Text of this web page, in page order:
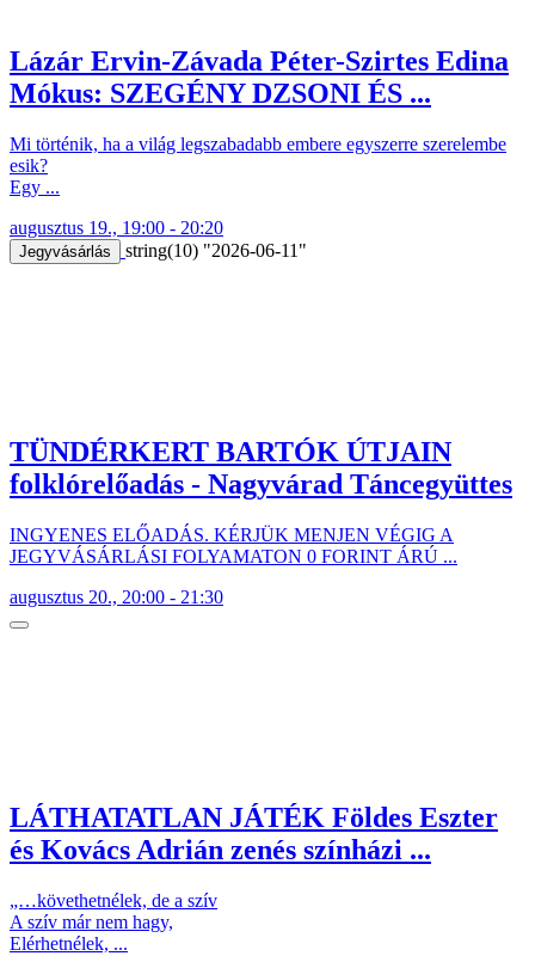
Lázár Ervin-Závada Péter-Szirtes Edina
Mókus: SZEGÉNY DZSONI ÉS ...
Mi történik, ha a világ legszabadabb embere egyszerre szerelembe
esik?
Egy ...
augusztus 19., 19:00 - 20:20
Jegyvásárlás string(10) "2026-06-11"
TÜNDÉRKERT BARTÓK ÚTJAIN
folklórelőadás - Nagyvárad Táncegyüttes
INGYENES ELŐADÁS. KÉRJÜK MENJEN VÉGIG A
JEGYVÁSÁRLÁSI FOLYAMATON 0 FORINT ÁRÚ ...
augusztus 20., 20:00 - 21:30
LÁTHATATLAN JÁTÉK Földes Eszter
és Kovács Adrián zenés színházi ...
„…követhetnélek, de a szív
A szív már nem hagy,
Elérhetnélek, ...